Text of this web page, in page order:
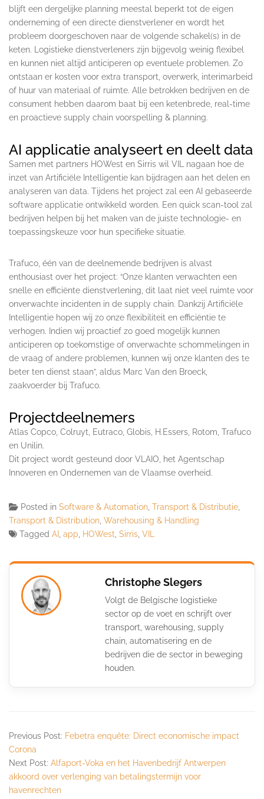
blijft een dergelijke planning meestal beperkt tot de eigen
onderneming of een directe dienstverlener en wordt het
probleem doorgeschoven naar de volgende schakel(s) in de
keten. Logistieke dienstverleners zijn bijgevolg weinig flexibel
en kunnen niet altijd anticiperen op eventuele problemen. Zo
ontstaan er kosten voor extra transport, overwerk, interimarbeid
of huur van materiaal of ruimte. Alle betrokken bedrijven en de
consument hebben daarom baat bij een ketenbrede, real-time
en proactieve supply chain voorspelling & planning.
AI applicatie analyseert en deelt data
Samen met partners HOWest en Sirris wil VIL nagaan hoe de
inzet van Artificiële Intelligentie kan bijdragen aan het delen en
analyseren van data. Tijdens het project zal een AI gebaseerde
software applicatie ontwikkeld worden. Een quick scan-tool zal
bedrijven helpen bij het maken van de juiste technologie- en
toepassingskeuze voor hun specifieke situatie.
Trafuco, één van de deelnemende bedrijven is alvast
enthousiast over het project: “Onze klanten verwachten een
snelle en efficiënte dienstverlening, dit laat niet veel ruimte voor
onverwachte incidenten in de supply chain. Dankzij Artificiële
Intelligentie hopen wij zo onze flexibiliteit en efficiëntie te
verhogen. Indien wij proactief zo goed mogelijk kunnen
anticiperen op toekomstige of onverwachte schommelingen in
de vraag of andere problemen, kunnen wij onze klanten des te
beter ten dienst staan”, aldus Marc Van den Broeck,
zaakvoerder bij Trafuco.
Projectdeelnemers
Atlas Copco, Colruyt, Eutraco, Globis, H.Essers, Rotom, Trafuco
en Unilin.
Dit project wordt gesteund door VLAIO, het Agentschap
Innoveren en Ondernemen van de Vlaamse overheid.
Posted in Software & Automation Transport & Distributie
Transport & Distribution Warehousing & Handling
Tagged AI app HOWest Sirris VIL
Christophe Slegers
Volgt de Belgische logistieke
sector op de voet en schrijft over
transport, warehousing, supply
chain, automatisering en de
bedrijven die de sector in beweging
houden.
Previous Post: Febetra enquête: Direct economische impact
Corona
Next Post: Alfaport-Voka en het Havenbedrijf Antwerpen
akkoord over verlenging van betalingstermijn voor
havenrechten